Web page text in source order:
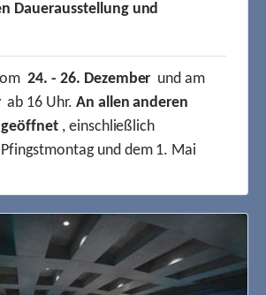
Dauerausstellung und
24. - 26. Dezember und am
ab 16 Uhr. An allen anderen
geöffnet, einschließlich
und dem 1. Mai